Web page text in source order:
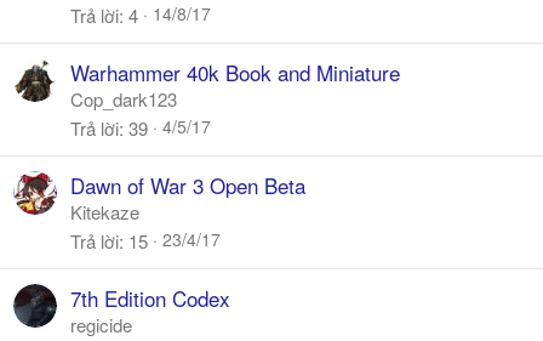
Trả lời 4 14/8/17
Warhammer 40k Book and Miniature
Cop_dark123
Trả lời 39 4/5/17
Dawn of War 3 Open Beta
Kitekaze
Trả lời 15 23/4/17
7th Edition Codex
regicide